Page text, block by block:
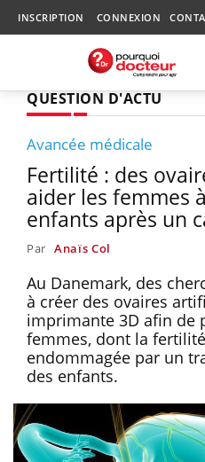
INSCRIPTION CONNEXION
QUESTION D'ACTU
Avancée médicale
Fertilité : des
aider les femmes
enfants après un
Par Anaïs Col
Au Danemark, des
à créer des ovaires
imprimante 3D afin de
femmes, dont la
endommagée par un
des enfants.